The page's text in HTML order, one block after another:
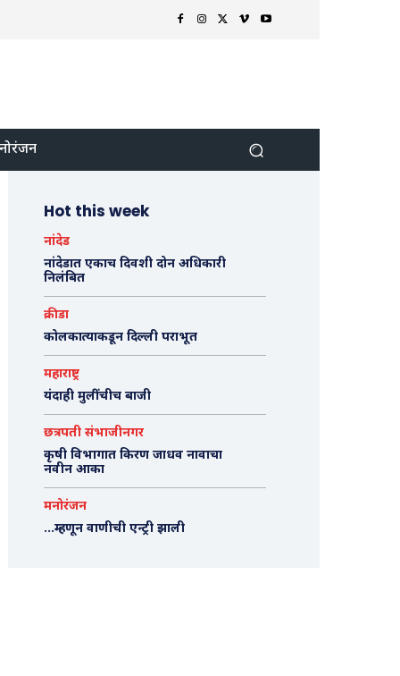
Hot this week
नांदेड
नांदेडात एकाच दिवशी दोन अधिकारी
निलंबित
क्रीडा
कोलकात्याकडून दिल्ली पराभूत
महाराष्ट्र
यंदाही मुलींचीच बाजी
छत्रपती संभाजीनगर
कृषी विभागात किरण जाधव नावाचा
नवीन आका
मनोरंजन
…म्हणून वाणीची एन्ट्री झाली